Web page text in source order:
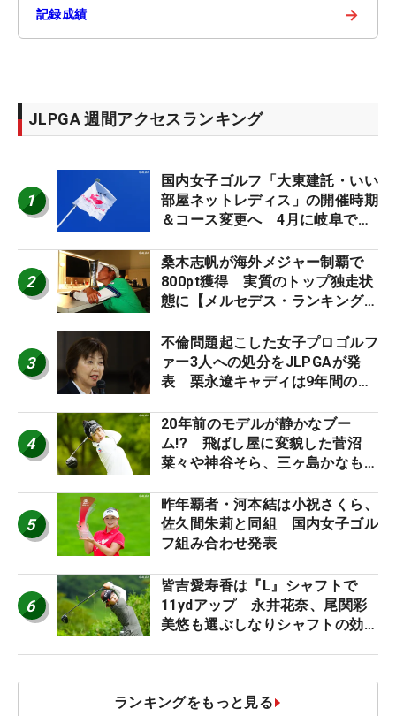
記録成績 →
JLPGA 週間アクセスランキング
1
国内女子ゴルフ「大東建託・いい
部屋ネットレディス」の開催時期
＆コース変更へ 4月に岐阜で開
2
桑木志帆が海外メジャー制覇で
800pt獲得 実質のトップ独走状
態に【メルセデス・ランキング番
3
不倫問題起こした女子プロゴルフ
ァー3人への処分をJLPGAが発
表 栗永遼キャディは9年間の立
4
20年前のモデルが静かなブー
ム!? 飛ばし屋に変貌した菅沼
菜々や神谷そら、三ヶ島かなも使
ロたちの“飛ばしギア”】
5
昨年覇者・河本結は小祝さくら、
佐久間朱莉と同組 国内女子ゴル
フ組み合わせ発表
6
皆吉愛寿香は『L』シャフトで
11ydアップ 永井花奈、尾関彩
美悠も選ぶしなりシャフトの効果
ランキングをもっと見る